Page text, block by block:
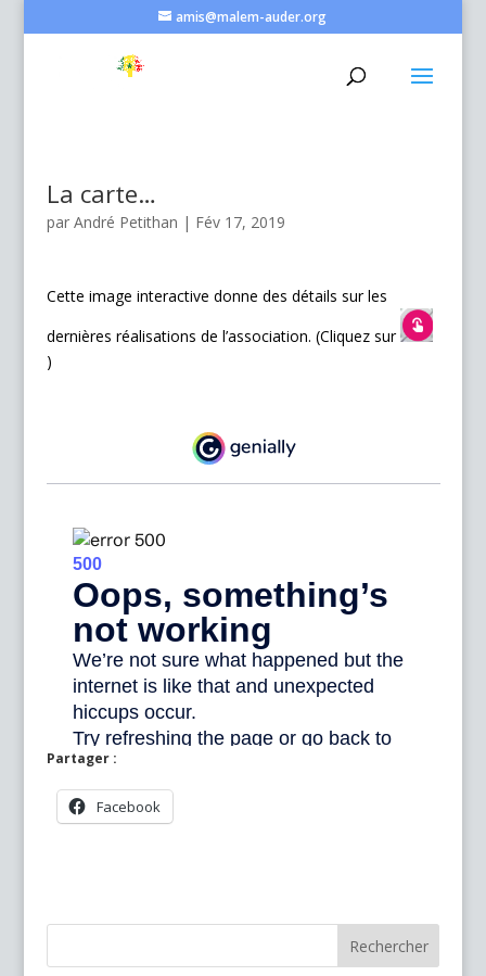
amis@malem-auder.org
La carte…
par André Petithan | Fév 17, 2019
Cette image interactive donne des détails sur les
dernières réalisations de l’association. (Cliquez sur
)
Partager :
Facebook